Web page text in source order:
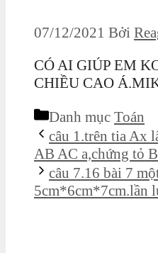
07/12/2021 Bởi
CÓ AI GIÚP EM
CHIỀU CAO
Danh mục Toán
câu 1.trên tia Ax
AB AC a,chứng tỏ
câu 7.16 bài 7
5cm*6cm*7cm.lần